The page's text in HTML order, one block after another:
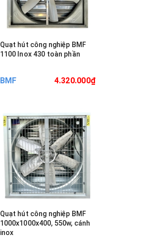
Quạt hút công nghiệp BMF
1100 Inox 430 toàn phần
BMF 4.320.000₫
Quạt hút công nghiệp BMF
1000x1000x400, 550w, cánh
inox